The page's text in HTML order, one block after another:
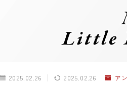
2025.02.26 2025.02.26 ア